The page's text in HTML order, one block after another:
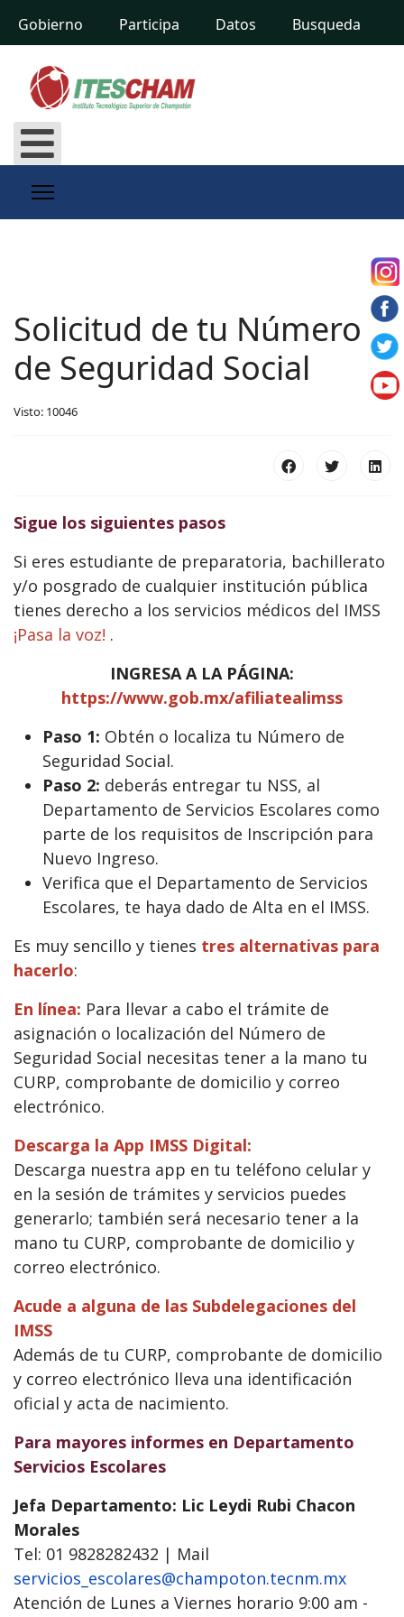
Gobierno Participa Datos Busqueda
Solicitud de tu Número
de Seguridad Social
Visto: 10046
Sigue los siguientes pasos
Si eres estudiante de preparatoria, bachillerato
y/o posgrado de cualquier institución pública
tienes derecho a los servicios médicos del IMSS
¡Pasa la voz! .
INGRESA A LA PÁGINA:
https://www.gob.mx/afiliatealimss
Paso 1: Obtén o localiza tu Número de
Seguridad Social.
Paso 2: deberás entregar tu NSS, al
Departamento de Servicios Escolares como
parte de los requisitos de Inscripción para
Nuevo Ingreso.
Verifica que el Departamento de Servicios
Escolares, te haya dado de Alta en el IMSS.
Es muy sencillo y tienes tres alternativas para
hacerlo:
En línea: Para llevar a cabo el trámite de
asignación o localización del Número de
Seguridad Social necesitas tener a la mano tu
CURP, comprobante de domicilio y correo
electrónico.
Descarga la App IMSS Digital:
Descarga nuestra app en tu teléfono celular y
en la sesión de trámites y servicios puedes
generarlo; también será necesario tener a la
mano tu CURP, comprobante de domicilio y
correo electrónico.
Acude a alguna de las Subdelegaciones del
IMSS
Además de tu CURP, comprobante de domicilio
y correo electrónico lleva una identificación
oficial y acta de nacimiento.
Para mayores informes en Departamento
Servicios Escolares
Jefa Departamento: Lic Leydi Rubi Chacon
Morales
Tel: 01 9828282432 | Mail
servicios_escolares@champoton.tecnm.mx
Atención de Lunes a Viernes horario 9:00 am -